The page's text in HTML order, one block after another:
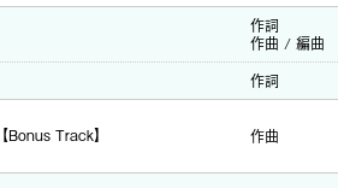
作詞
作曲 / 編曲
作詞
Bonus Track】 作曲